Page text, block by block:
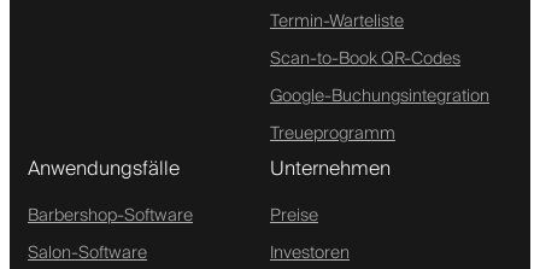
Termin-Warteliste
Scan-to-Book QR-Codes
Google-Buchungsintegration
Treueprogramm
Anwendungsfälle
Barbershop-Software
Salon-Software
Unternehmen
Preise
Investoren